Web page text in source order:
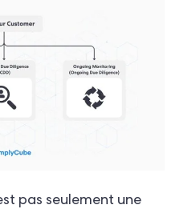
pas seulement une